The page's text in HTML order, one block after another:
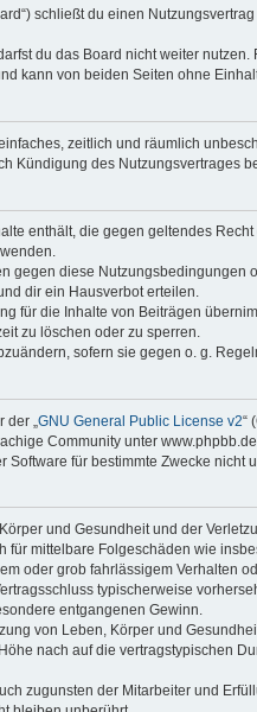
schließt du einen
du das Board nicht weiter
kann von beiden Seiten ohne
zeitlich und räumlich
Kündigung des Nutzungsvertrages
enthält, die gegen geltendes
gegen diese
dir ein Hausverbot erteilen.
für die Inhalte von Beiträgen
zu löschen oder zu sperren.
sofern sie gegen o. g.
„ GNU General Public License v2“
Community unter
für bestimmte Zwecke nicht
und Gesundheit und der
für mittelbare Folgeschäden wie
oder grob fahrlässigem Verhalten
typischerweise
entgangenen Gewinn.
von Leben, Körper und
nach auf die vertragstypischen
zugunsten der Mitarbeiter und